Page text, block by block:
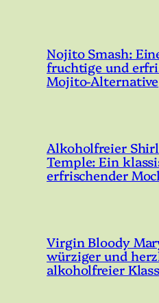
Nojito Smash:
fruchtige und
Mojito-Alternative
Alkoholfreier
Temple: Ein
erfrischender
Virgin Bloody
würziger und
alkoholfreier